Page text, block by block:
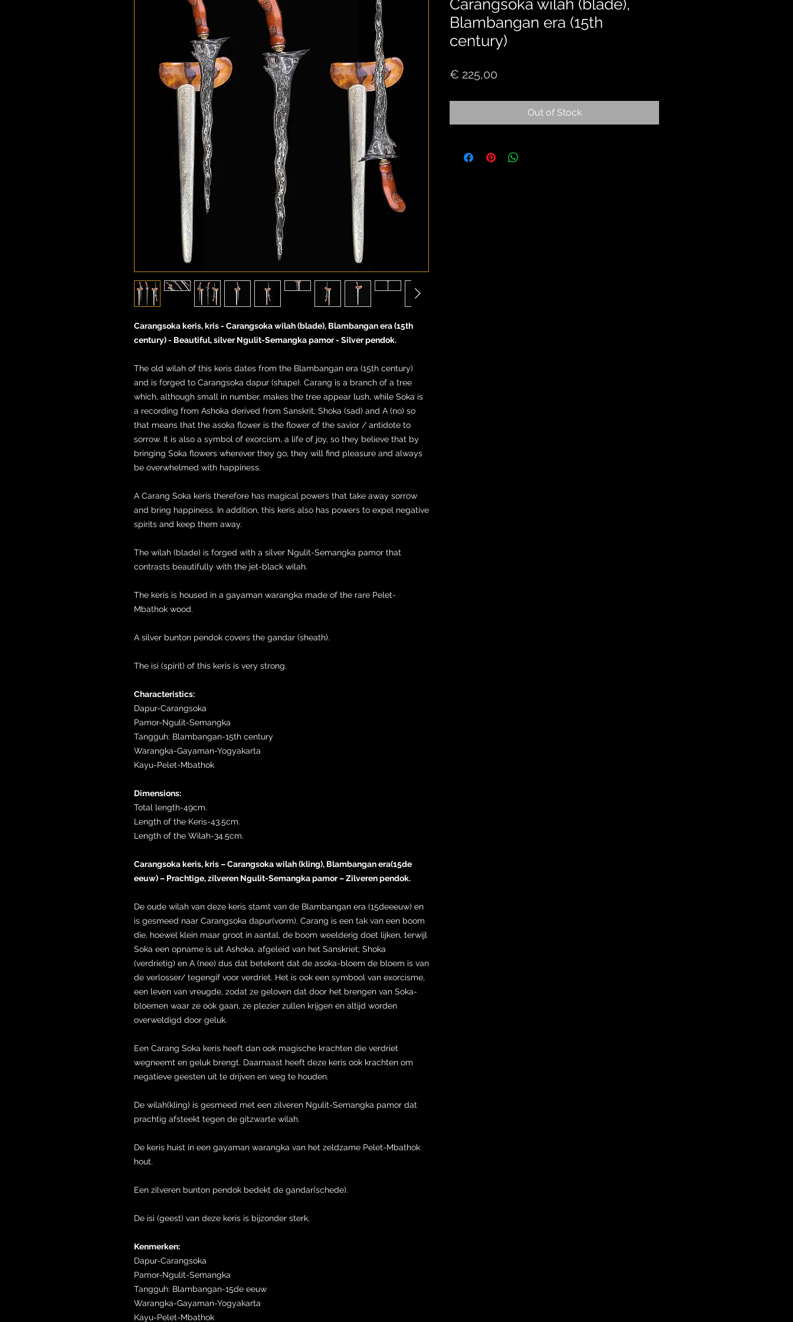
Carangsoka keris, kris - Carangsoka wilah (blade), Blambangan era (15th
century) - Beautiful, silver Ngulit-Semangka pamor - Silver pendok.
The old wilah of this keris dates from the Blambangan era (15th century)
and is forged to Carangsoka dapur (shape). Carang is a branch of a tree
which, although small in number, makes the tree appear lush, while Soka is
a recording from Ashoka derived from Sanskrit; Shoka (sad) and A (no) so
that means that the asoka flower is the flower of the savior / antidote to
sorrow. It is also a symbol of exorcism, a life of joy, so they believe that by
bringing Soka flowers wherever they go, they will find pleasure and always
be overwhelmed with happiness.
A Carang Soka keris therefore has magical powers that take away sorrow
and bring happiness. In addition, this keris also has powers to expel negative
spirits and keep them away.
The wilah (blade) is forged with a silver Ngulit-Semangka pamor that
contrasts beautifully with the jet-black wilah.
The keris is housed in a gayaman warangka made of the rare Pelet-
Mbathok wood.
A silver bunton pendok covers the gandar (sheath).
The isi (spirit) of this keris is very strong.
Characteristics:
Dapur-Carangsoka
Pamor-Ngulit-Semangka
Tangguh: Blambangan-15th century
Warangka-Gayaman-Yogyakarta
Kayu-Pelet-Mbathok
Dimensions:
Total length-49cm.
Length of the Keris-43.5cm.
Length of the Wilah-34.5cm.
Carangsoka keris, kris – Carangsoka wilah (kling), Blambangan era(15de
eeuw) – Prachtige, zilveren Ngulit-Semangka pamor – Zilveren pendok.
De oude wilah van deze keris stamt van de Blambangan era (15deeeuw) en
is gesmeed naar Carangsoka dapur(vorm). Carang is een tak van een boom
die, hoewel klein maar groot in aantal, de boom weelderig doet lijken, terwijl
Soka een opname is uit Ashoka, afgeleid van het Sanskriet; Shoka
(verdrietig) en A (nee) dus dat betekent dat de asoka-bloem de bloem is van
de verlosser/ tegengif voor verdriet. Het is ook een symbool van exorcisme,
een leven van vreugde, zodat ze geloven dat door het brengen van Soka-
bloemen waar ze ook gaan, ze plezier zullen krijgen en altijd worden
overweldigd door geluk.
Een Carang Soka keris heeft dan ook magische krachten die verdriet
wegneemt en geluk brengt. Daarnaast heeft deze keris ook krachten om
negatieve geesten uit te drijven en weg te houden.
De wilah(kling) is gesmeed met een zilveren Ngulit-Semangka pamor dat
prachtig afsteekt tegen de gitzwarte wilah.
De keris huist in een gayaman warangka van het zeldzame Pelet-Mbathok
hout.
Een zilveren bunton pendok bedekt de gandar(schede).
De isi (geest) van deze keris is bijzonder sterk.
Kenmerken:
Dapur-Carangsoka
Pamor-Ngulit-Semangka
Tangguh: Blambangan-15de eeuw
Warangka-Gayaman-Yogyakarta
Kayu-Pelet-Mbathok
Carangsoka wilah (blade),
Blambangan era (15th
century)
€ 225,00
Out of Stock